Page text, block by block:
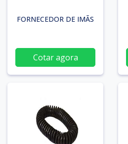
FORNECEDOR DE IMÃS
Cotar agora